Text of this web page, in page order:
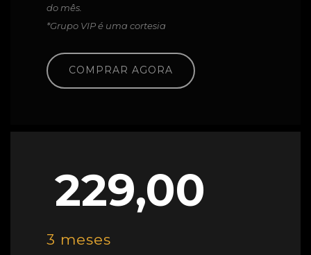
do mês.
*Grupo VIP é uma cortesia
COMPRAR AGORA
229,00
3 meses